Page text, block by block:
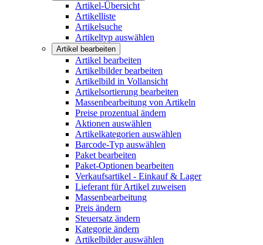
Artikel-Übersicht
Artikelliste
Artikelsuche
Artikeltyp auswählen
Artikel bearbeiten
Artikel bearbeiten
Artikelbilder bearbeiten
Artikelbild in Vollansicht
Artikelsortierung bearbeiten
Massenbearbeitung von Artikeln
Preise prozentual ändern
Aktionen auswählen
Artikelkategorien auswählen
Barcode-Typ auswählen
Paket bearbeiten
Paket-Optionen bearbeiten
Verkaufsartikel - Einkauf & Lager
Lieferant für Artikel zuweisen
Massenbearbeitung
Preis ändern
Steuersatz ändern
Kategorie ändern
Artikelbilder auswählen